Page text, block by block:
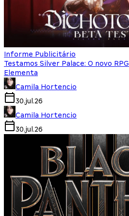
Informe Publicitário
Testamos Silver Palace: O novo
Elementa
Camila Hortencio
30.jul.26
Camila Hortencio
30.jul.26